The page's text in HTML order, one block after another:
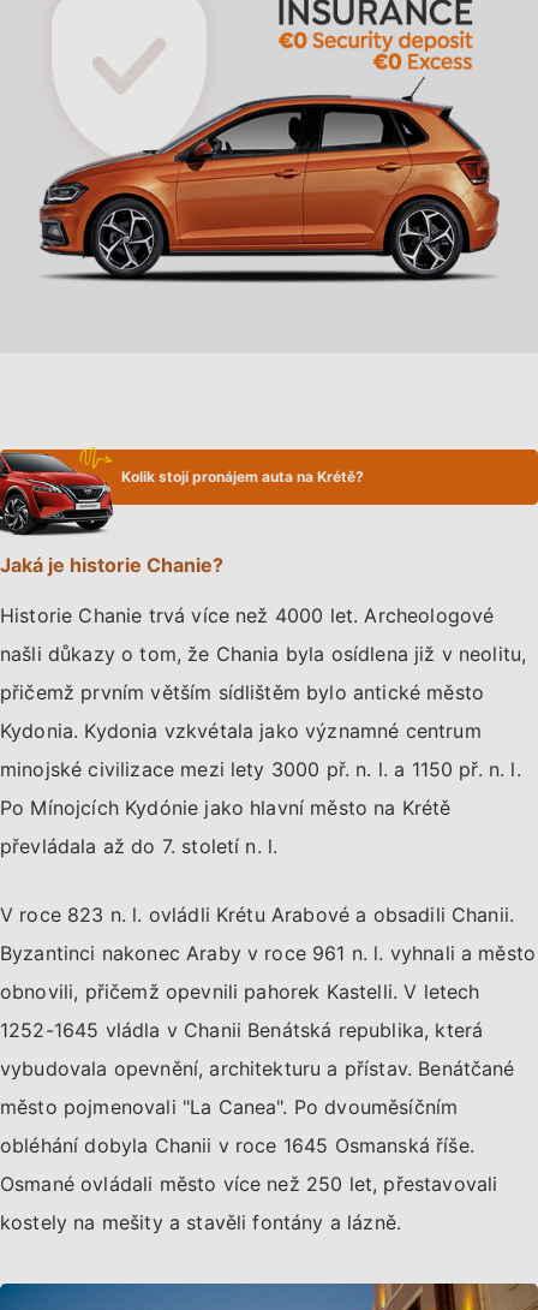
Kolik stojí pronájem auta na Krétě?
Jaká je historie Chanie?
Historie Chanie trvá více než 4000 let. Archeologové
našli důkazy o tom, že Chania byla osídlena již v neolitu,
přičemž prvním větším sídlištěm bylo antické město
Kydonia. Kydonia vzkvétala jako významné centrum
minojské civilizace mezi lety 3000 př. n. l. a 1150 př. n. l.
Po Mínojcích Kydónie jako hlavní město na Krétě
převládala až do 7. století n. l.
V roce 823 n. l. ovládli Krétu Arabové a obsadili Chanii.
Byzantinci nakonec Araby v roce 961 n. l. vyhnali a město
obnovili, přičemž opevnili pahorek Kastelli. V letech
1252-1645 vládla v Chanii Benátská republika, která
vybudovala opevnění, architekturu a přístav. Benátčané
město pojmenovali "La Canea". Po dvouměsíčním
obléhání dobyla Chanii v roce 1645 Osmanská říše.
Osmané ovládali město více než 250 let, přestavovali
kostely na mešity a stavěli fontány a lázně.